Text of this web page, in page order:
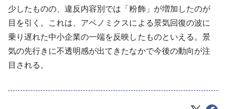
少したものの、違反内容別では「粉飾」が増加したのが
目を引く。これは、アベノミクスによる景気回復の波に
乗り遅れた中小企業の一端を反映したものといえる。景
気の先行きに不透明感が出てきたなかで今後の動向が注
目される。